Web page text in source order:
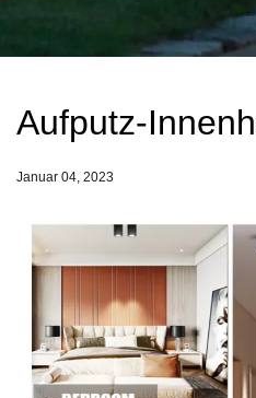
Aufputz-
Januar 04, 2023